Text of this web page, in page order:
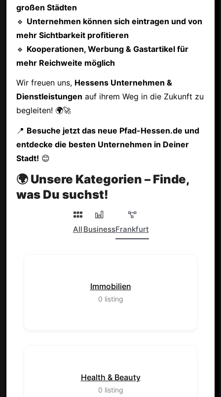
großen Städten
🔹 Unternehmen können sich eintragen und von
mehr Sichtbarkeit profitieren
🔹 Kooperationen, Werbung & Gastartikel für
mehr Reichweite möglich
Wir freuen uns, Hessens Unternehmen &
Dienstleistungen auf ihrem Weg in die Zukunft zu
begleiten! 🌍🚀
📍 Besuche jetzt das neue Pfad-Hessen.de und
entdecke die besten Unternehmen in Deiner
Stadt! 😊
🌍 Unsere Kategorien – Finde,
was Du suchst!
All BusinessFrankfurt
Immobilien
0 listing
Health & Beauty
0 listing